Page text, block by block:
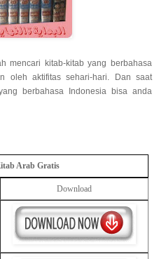
mencari kitab-kitab yang berbahasa
oleh aktifitas sehari-hari. Dan saat
berbahasa Indonesia bisa anda
Arab Gratis
Download